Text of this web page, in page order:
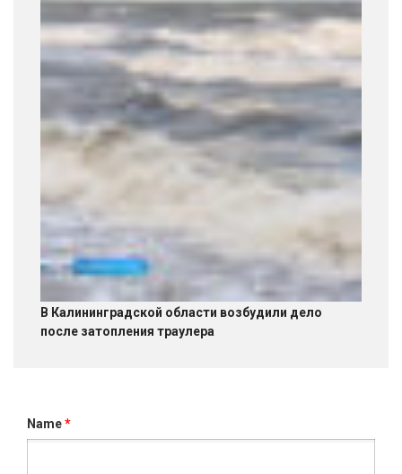
В Калининградской области возбудили дело
после затопления траулера
Name*